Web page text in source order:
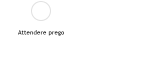
Attendere prego